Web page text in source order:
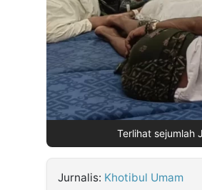
Terlihat sejumlah
Jurnalis: Khotibul Umam